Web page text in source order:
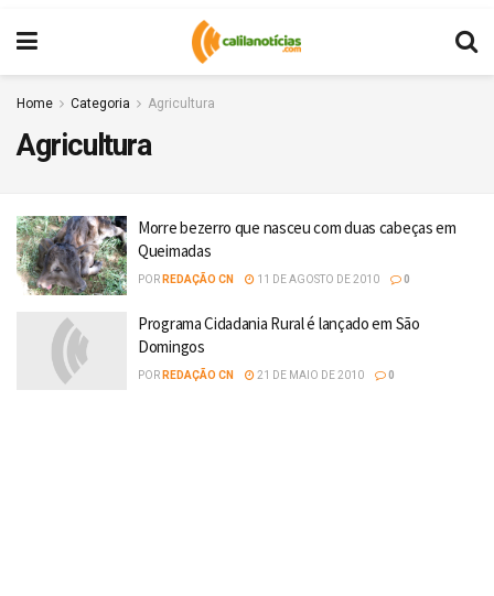
Home Categoria Agricultura
Agricultura
Morre bezerro que nasceu com duas cabeças em
Queimadas
POR REDAÇÃO CN 11 DE AGOSTO DE 2010 0
Programa Cidadania Rural é lançado em São
Domingos
POR REDAÇÃO CN 21 DE MAIO DE 2010 0